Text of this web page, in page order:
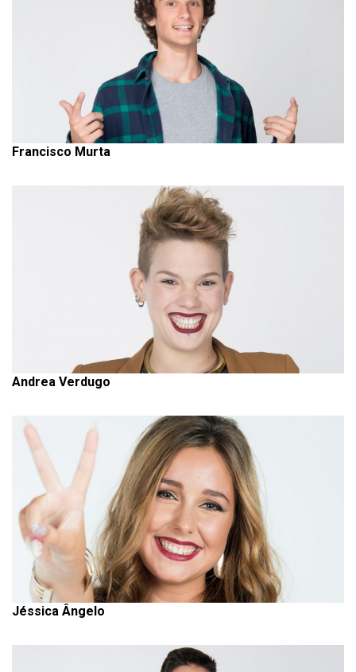
Francisco Murta
Andrea Verdugo
Jéssica Ângelo